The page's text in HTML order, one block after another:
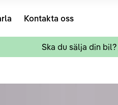
Kontakta oss
Ska du sälja din bil?